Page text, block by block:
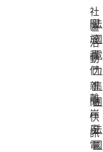
關
於
我
們
離
岸
風
電
社
區
活
動
新
聞
快
訊
法
國
電
力
集
團
法
國